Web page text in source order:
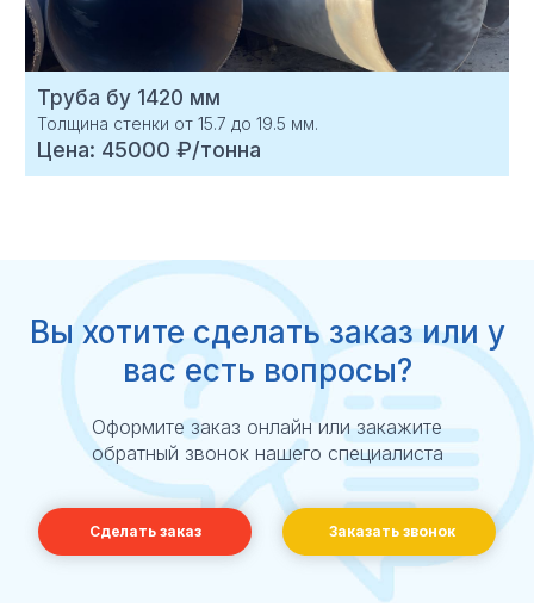
Труба бу 1420 мм
Толщина стенки от 15.7 до 19.5 мм.
Цена: 45000 ₽/тонна
Вы хотитесделать заказили у
вас есть вопросы?
Оформите заказ онлайн или закажите
обратный звонок нашего специалиста
Сделать заказ Заказать звонок